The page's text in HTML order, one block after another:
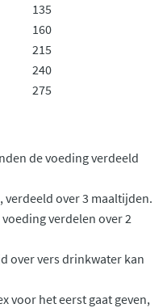
135
160
215
240
275
de voeding verdeeld
verdeeld over 3 maaltijden.
verdelen over 2
over vers drinkwater kan
voor het eerst gaat geven,